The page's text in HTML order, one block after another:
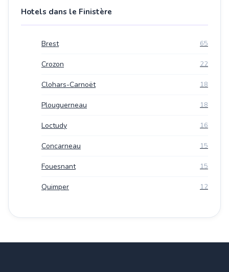
Hotels dans le Finistère
Brest 65
Crozon 22
Clohars-Carnoët 18
Plouguerneau 18
Loctudy 16
Concarneau 15
Fouesnant 15
Quimper 12